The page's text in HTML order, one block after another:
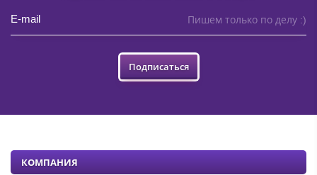
Пишем только по делу :)
Подписаться
КОМПАНИЯ